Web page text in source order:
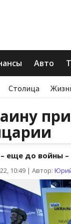
Авто
Столица
еще до войны
10:49 | Автор: